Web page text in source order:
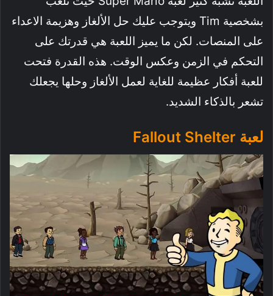
بشخصية Tim ويتوجب عليك حل الألغاز وهزيمة الاعداء
على المنصات. لكن ما يميز اللعبة هي قدرتك على
التحكم في الزمن وعكس الوقت. هذه القدرة فتحت
للعبة أفكار عظيمة للغاية لعمل الألغاز وحلها يجعلك
تشعر بالذكاء الشديد.
لعبة Fallout Shelter